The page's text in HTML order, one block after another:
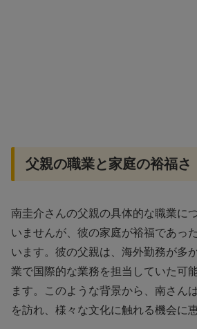
父親の職業と家庭の裕福さ
南圭介さんの父親の具体的な職業に
いませんが、彼の家庭が裕福であっ
います。彼の父親は、海外勤務が多
業で国際的な業務を担当していた可
ます。このような背景から、南さん
を訪れ、様々な文化に触れる機会に